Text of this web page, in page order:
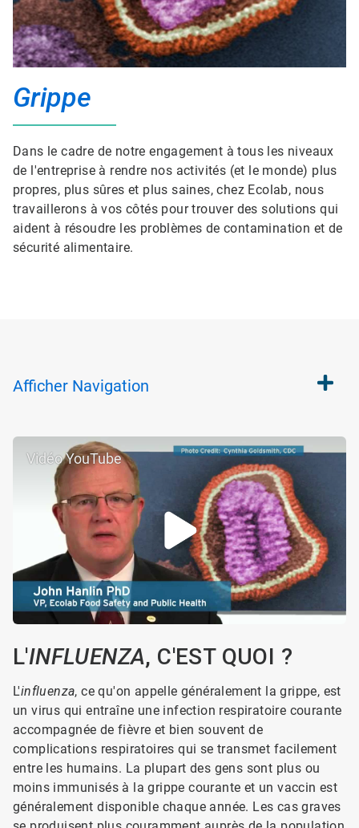
Grippe
Dans le cadre de notre engagement à tous les niveaux
de l'entreprise à rendre nos activités (et le monde) plus
propres, plus sûres et plus saines, chez Ecolab, nous
travaillerons à vos côtés pour trouver des solutions qui
aident à résoudre les problèmes de contamination et de
sécurité alimentaire.
Afficher Navigation
Vidéo YouTube
L'INFLUENZA, C'EST QUOI ?
L'influenza, ce qu'on appelle généralement la grippe, est
un virus qui entraîne une infection respiratoire courante
accompagnée de fièvre et bien souvent de
complications respiratoires qui se transmet facilement
entre les humains. La plupart des gens sont plus ou
moins immunisés à la grippe courante et un vaccin est
généralement disponible chaque année. Les cas graves